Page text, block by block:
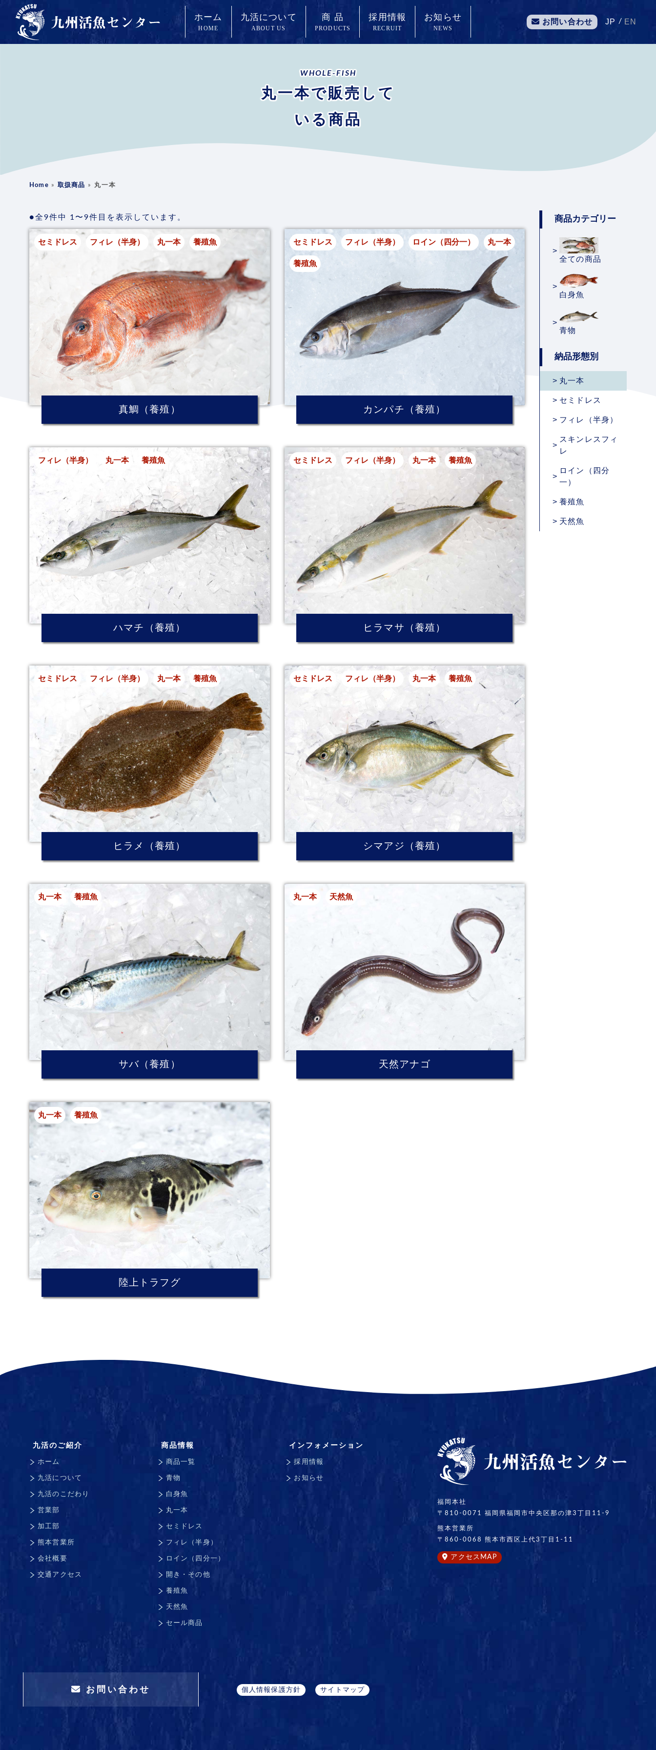
お問い合わせ JP / EN
ホーム
HOME
九活について
ABOUT US
商 品
PRODUCTS
採用情報
RECRUIT
お知らせ
NEWS
WHOLE-FISH
丸一本で販売して
いる商品
Home » 取扱商品 » 丸一本
●全9件中 1〜9件目を表示しています。
真鯛（養殖）
セミドレス フィレ（半身） 丸一本 養殖魚
カンパチ（養殖）
セミドレス フィレ（半身） ロイン（四分一） 丸一本
養殖魚
ハマチ（養殖）
フィレ（半身） 丸一本 養殖魚
ヒラマサ（養殖）
セミドレス フィレ（半身） 丸一本 養殖魚
ヒラメ（養殖）
セミドレス フィレ（半身） 丸一本 養殖魚
シマアジ（養殖）
セミドレス フィレ（半身） 丸一本 養殖魚
サバ（養殖）
丸一本 養殖魚
天然アナゴ
丸一本 天然魚
陸上トラフグ
丸一本 養殖魚
商品カテゴリー
全ての商品
白身魚
青物
納品形態別
丸一本
セミドレス
フィレ（半身）
スキンレスフィ
レ
ロイン（四分
一）
養殖魚
天然魚
福岡本社
〒810-0071 福岡県福岡市中央区 那の津3丁目11-9
熊本営業所
〒860-0068 熊本市西区上代3丁目1-11
アクセスMAP
九活のご紹介
ホーム
九活について
九活のこだわり
営業部
加工部
熊本営業所
会社概要
交通アクセス
商品情報
商品一覧
青物
白身魚
丸一本
セミドレス
フィレ（半身）
ロイン（四分一）
開き・その他
養殖魚
天然魚
セール商品
インフォメーション
採用情報
お知らせ
お問い合わせ 個人情報保護方針 サイトマップ